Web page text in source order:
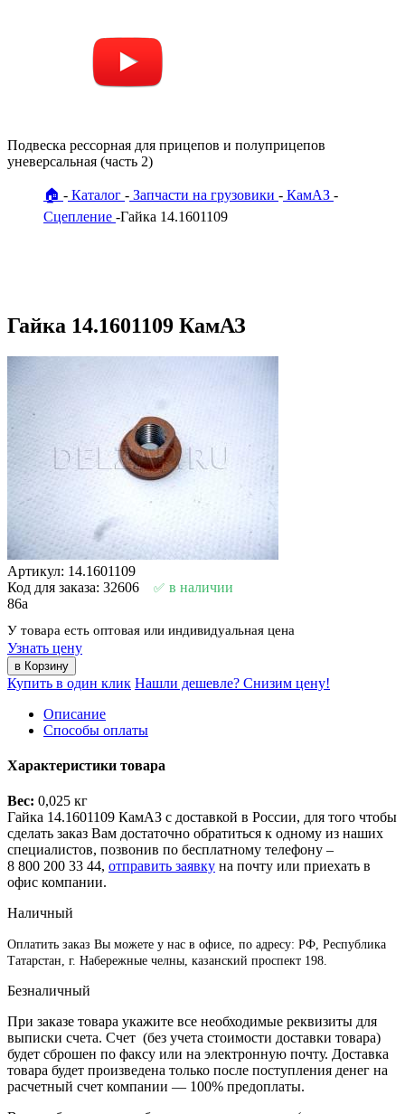
Подвеска рессорная для прицепов и полуприцепов
уневерсальная (часть 2)
🏠 Каталог Запчасти на грузовики
КамАЗ
Сцепление Гайка 14.1601109
Гайка 14.1601109 КамАЗ
Артикул: 14.1601109
Код для заказа: 32606
в наличии
86a
У товара есть оптовая или индивидуальная цена
Узнать цену
Купить в один клик Нашли дешевле? Снизим цену!
Описание
Способы оплаты
Характеристики товара
Вес: 0,025 кг
Гайка 14.1601109 КамАЗ с доставкой в России, для того чтобы
сделать заказ Вам достаточно обратиться к одному из наших
специалистов, позвонив по бесплатному телефону –
8 800 200 33 44, отправить заявку на почту или приехать в
офис компании.
Наличный
Оплатить заказ Вы можете у нас в офисе, по адресу: РФ, Республика
Татарстан, г. Набережные челны, казанский проспект 198.
Безналичный
При заказе товара укажите все необходимые реквизиты для
выписки счета. Счет (без учета стоимости доставки товара)
будет сброшен по факсу или на электронную почту. Доставка
товара будет произведена только после поступления денег на
расчетный счет компании — 100% предоплаты.